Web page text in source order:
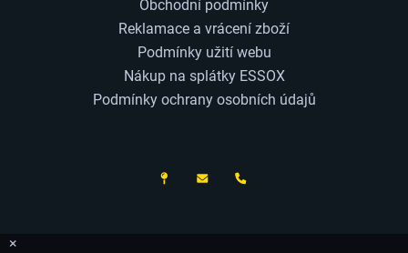
Obchodní podmínky
Reklamace a vrácení zboží
Podmínky užití webu
Nákup na splátky ESSOX
Podmínky ochrany osobních údajů
×